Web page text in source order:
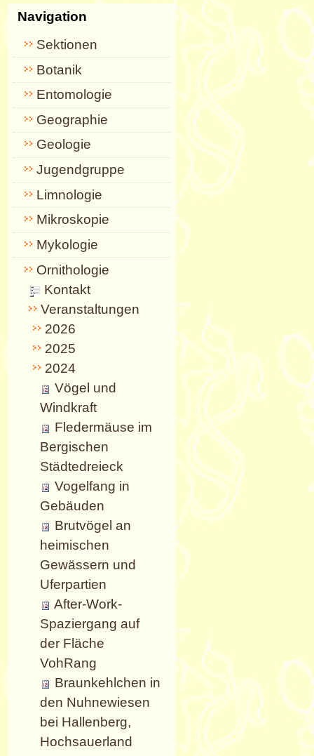
Navigation
Sektionen
Botanik
Entomologie
Geographie
Geologie
Jugendgruppe
Limnologie
Mikroskopie
Mykologie
Ornithologie
Kontakt
Veranstaltungen
2026
2025
2024
Vögel und
Windkraft
Fledermäuse im
Bergischen
Städtedreieck
Vogelfang in
Gebäuden
Brutvögel an
heimischen
Gewässern und
Uferpartien
After-Work-
Spaziergang auf
der Fläche
VohRang
Braunkehlchen in
den Nuhnewiesen
bei Hallenberg,
Hochsauerland